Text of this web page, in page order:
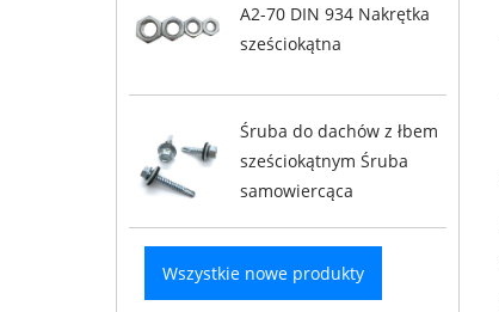
A2-70 DIN 934 Nakrętka
sześciokątna
Śruba do dachów z łbem
sześciokątnym Śruba
samowiercąca
Wszystkie nowe produkty